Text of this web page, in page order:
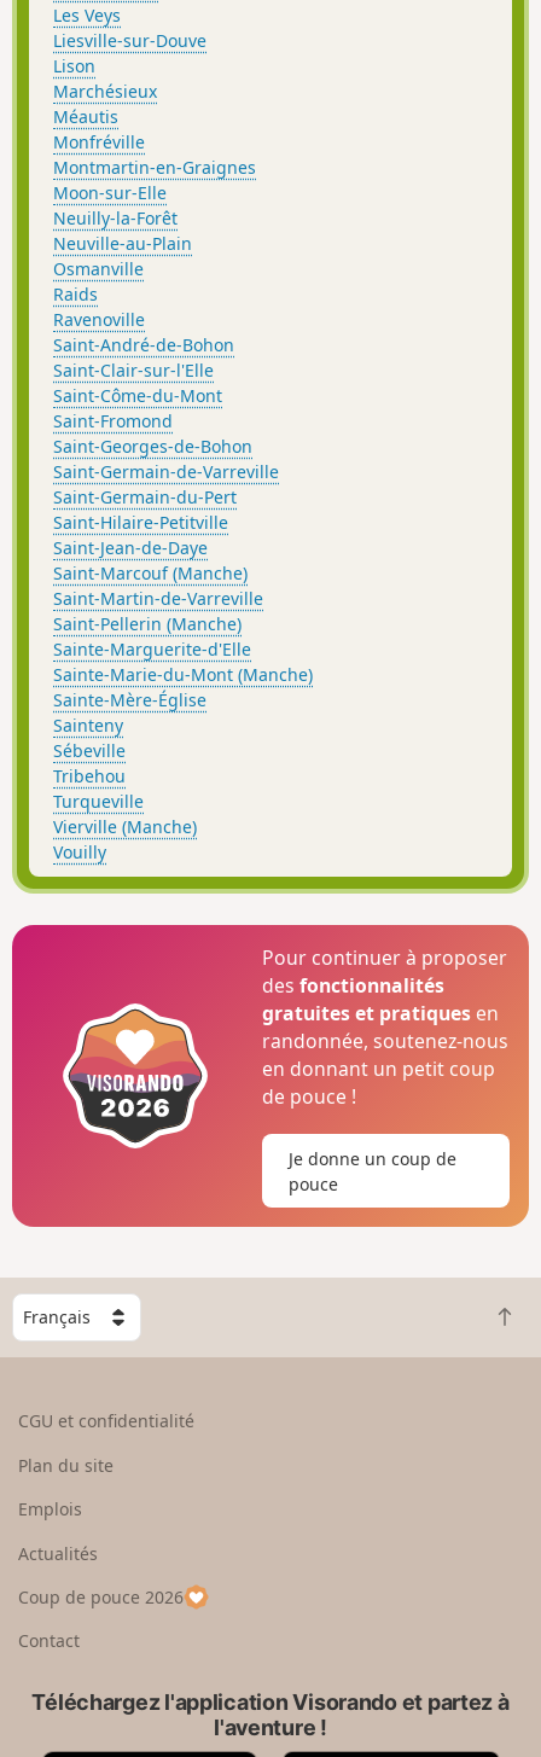
Les Veys
Liesville-sur-Douve
Lison
Marchésieux
Méautis
Monfréville
Montmartin-en-Graignes
Moon-sur-Elle
Neuilly-la-Forêt
Neuville-au-Plain
Osmanville
Raids
Ravenoville
Saint-André-de-Bohon
Saint-Clair-sur-l'Elle
Saint-Côme-du-Mont
Saint-Fromond
Saint-Georges-de-Bohon
Saint-Germain-de-Varreville
Saint-Germain-du-Pert
Saint-Hilaire-Petitville
Saint-Jean-de-Daye
Saint-Marcouf (Manche)
Saint-Martin-de-Varreville
Saint-Pellerin (Manche)
Sainte-Marguerite-d'Elle
Sainte-Marie-du-Mont (Manche)
Sainte-Mère-Église
Sainteny
Sébeville
Tribehou
Turqueville
Vierville (Manche)
Vouilly
Pour continuer à proposer
desfonctionnalités
gratuites et pratiques en
randonnée, soutenez-nous
en donnant un petit coup
de pouce !
Je donne un coup de
pouce
C
h
o
e
u
p
a
R
e
CGU et confidentialité
Plan du site
Emplois
Actualités
Coup de pouce 2026
Contact
Téléchargez l'application Visorando et partez à
l'aventure !